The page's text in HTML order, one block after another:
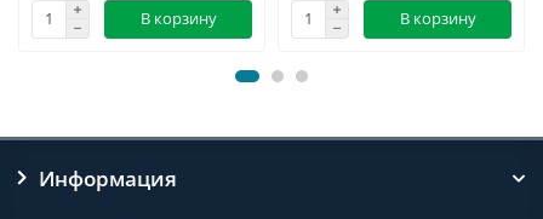
В корзину В корзину
Информация